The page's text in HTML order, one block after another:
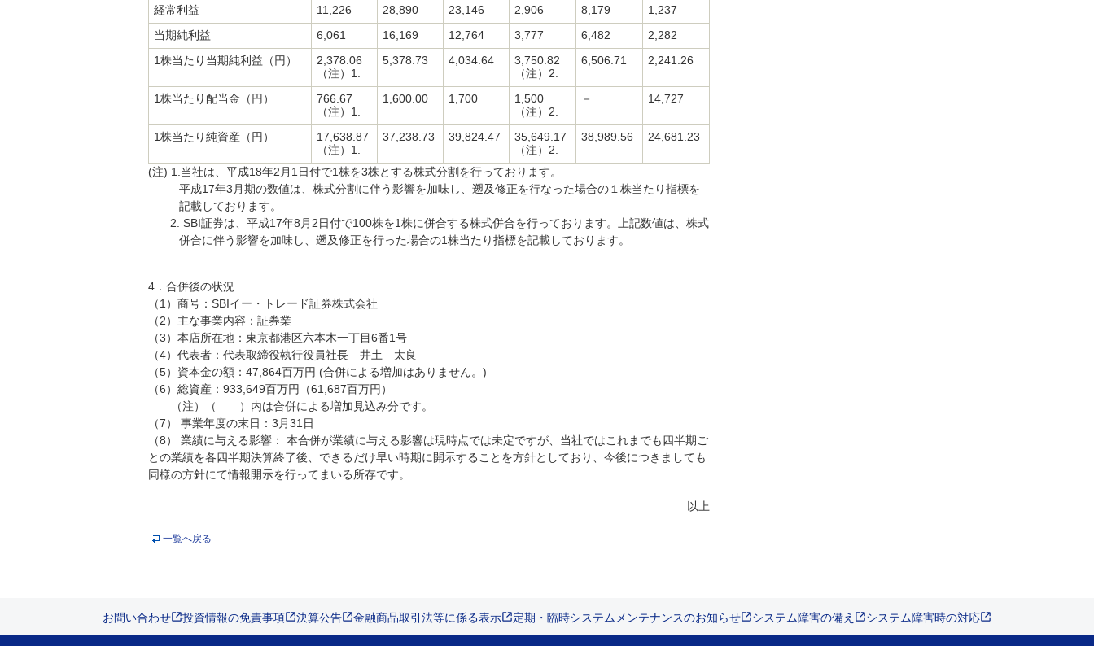
経常利益
11,226 28,890 23,146 2,906 8,179
1,237
当期純利益
6,061 16,169 12,764 3,777 6,482
2,282
1株当たり当期純利益（円）
2,378.06
（注）1.
5,378.73 4,034.64
3,750.82
（注）2.
6,506.71 2,241.26
1株当たり配当金（円）
766.67
（注）1.
1,600.00 1,700
1,500
（注）2.
－ 14,727
1株当たり純資産（円）
17,638.87
（注）1.
37,238.73 39,824.47
35,649.17
（注）2.
38,989.56 24,681.23
(注) 1.当社は、平成18年2月1日付で1株を3株とする株式分割を行っております。
平成17年3月期の数値は、株式分割に伴う影響を加味し、遡及修正を行なった場合の１株当たり指標を
記載しております。
2. SBI証券は、平成17年8月2日付で100株を1株に併合する株式併合を行っております。上記数値は、株式
併合に伴う影響を加味し、遡及修正を行った場合の1株当たり指標を記載しております。
4．合併後の状況
（1）商号：SBIイー・トレード証券株式会社
（2）主な事業内容：証券業
（3）本店所在地：東京都港区六本木一丁目6番1号
（4）代表者：代表取締役執行役員社長 井土 太良
（5）資本金の額：47,864百万円 (合併による増加はありません。)
（6）総資産：933,649百万円（61,687百万円）
（注）（ ）内は合併による増加見込み分です。
（7） 事業年度の末日：3月31日
（8） 業績に与える影響： 本合併が業績に与える影響は現時点では未定ですが、当社ではこれまでも四半期ご
との業績を各四半期決算終了後、できるだけ早い時期に開示することを方針としており、今後につきましても
同様の方針にて情報開示を行ってまいる所存です。
以上
一覧へ戻る
お問い合わせ 投資情報の免責事項 決算公告 金融商品取引法等に係る表示 定期・臨時システムメンテナンスのお知らせ システム障害の備え システム障害時の対応